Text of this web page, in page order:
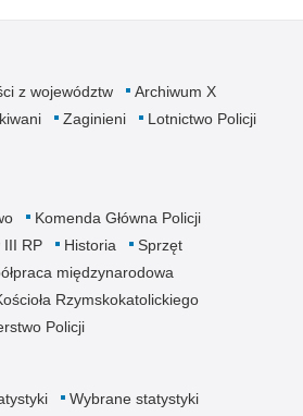
z województw
Archiwum X
Zaginieni
Lotnictwo Policji
Komenda Główna Policji
III RP Historia
Sprzęt
międzynarodowa
Rzymskokatolickiego
Policji
Wybrane statystyki